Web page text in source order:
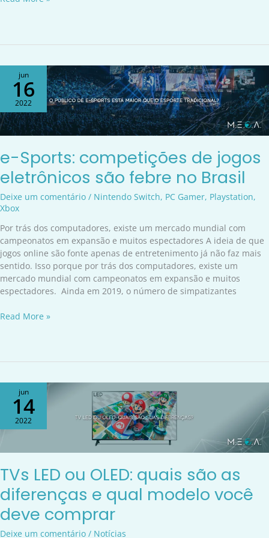
jun
16
2022
e-Sports: competições de jogos
eletrônicos são febre no Brasil
Deixe um comentário / Nintendo Switch, PC Gamer, Playstation,
Xbox
Por trás dos computadores, existe um mercado mundial com
campeonatos em expansão e muitos espectadores A ideia de que
jogos online são fonte apenas de entretenimento já não faz mais
sentido. Isso porque por trás dos computadores, existe um
mercado mundial com campeonatos em expansão e muitos
espectadores. Ainda em 2019, o número de simpatizantes
Sports:
competições
jogos
eletrônicos
febre
no
Brasil
Read More »
jun
14
2022
TVs LED ou OLED: quais são as
diferenças e qual modelo você
deve comprar
Deixe um comentário / Notícias
LED
OLED:
são
diferenças
e
qual
modelo